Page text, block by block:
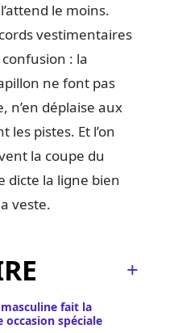
le moins.
vestimentaires
: la
ne font pas
n’en déplaise aux
pistes. Et l’on
la coupe du
dicte la ligne bien
veste.
fait la
occasion spéciale